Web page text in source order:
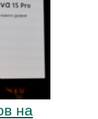
на